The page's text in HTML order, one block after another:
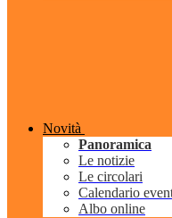
Novità
Panoramica
Le notizie
Le circolari
Calendario
Albo online